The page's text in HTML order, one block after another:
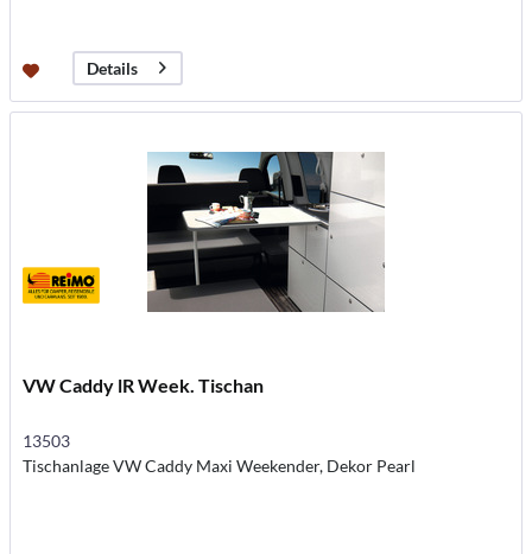
Details
VW Caddy lR Week. Tischan
13503
Tischanlage VW Caddy Maxi Weekender, Dekor Pearl